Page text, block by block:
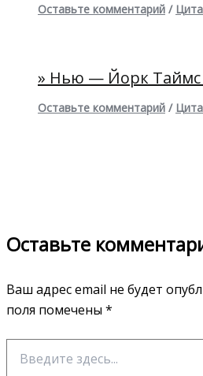
Оставьте комментарий /
» Нью — Йорк Таймс
Оставьте комментарий /
Оставьте
Ваш адрес email не будет
поля помечены *
здесь...